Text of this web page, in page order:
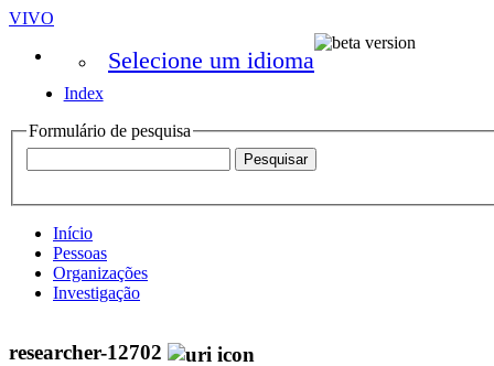
VIVO
Selecione um idioma
Index
Formulário de pesquisa
Início
Pessoas
Organizações
Investigação
researcher-12702